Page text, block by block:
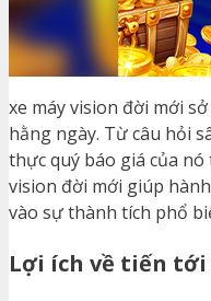
xe máy vision đời mới
hằng ngày. Từ câu hỏi
thực quý báo giá của
vision đời mới giúp
vào sự thành tích phổ
Lợi ích về tiến tới